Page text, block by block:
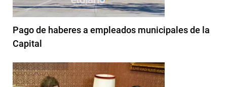
Pago de haberes a empleados municipales de la
Capital